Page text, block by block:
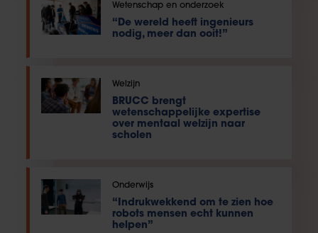
Wetenschap en onderzoek
“De wereld heeft ingenieurs
nodig, meer dan ooit!”
Welzijn
BRUCC brengt
wetenschappelijke expertise
over mentaal welzijn naar
scholen
Onderwijs
“Indrukwekkend om te zien hoe
robots mensen echt kunnen
helpen”